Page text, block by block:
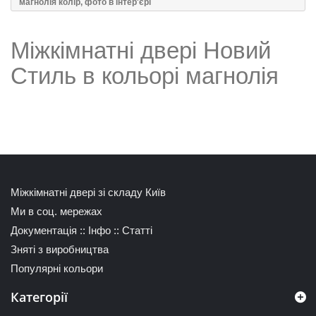
магнолія колір, фото в інтер'єрі
Міжкімнатні двері Новий
Стиль в кольорі магнолія
Міжкімнатні двері зі складу Київ
Ми в соц. мережах
Документація :: Інфо :: Статті
Зняті з виробництва
Популярні кольори
Категорії